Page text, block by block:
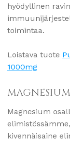
hyödyllinen
toimintaa.
Loistava tuote
1000mg
MAGNESIUM
Magnesium
kivennäisaine